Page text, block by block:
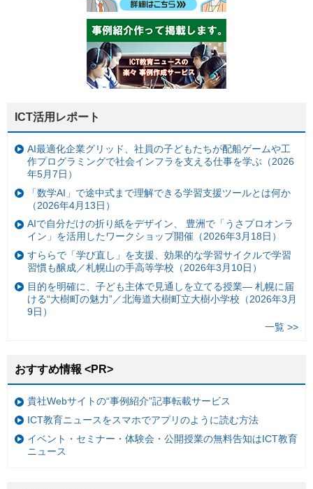
ICT活用レポート
AI最適化企業グリッド、社員の子どもたちが配船ゲームや工
作プログラミングで社会インフラを支える仕事を学ぶ（2026
年5月7日）
「数学AI」で途中式まで理解できる学習支援ツールとは何か
（2026年4月13日）
AIで自分だけの折り紙をデザイン、 豊洲で「うさプロオンラ
イン」を活用したワークショップ開催（2026年3月18日）
すららで「学び直し」を支援、効果的な学習サイクルで学習
習慣も醸成／札幌山の手高等学校（2026年3月10日）
目的を明確に、子ども主体で見通しを立てる授業— 札幌に届
ける“大樹町の魅力”／北海道大樹町立大樹小学校（2026年3月
9日）
一覧 >>
おすすめ情報 <PR>
貴社Webサイトの“事例紹介”記事転載サービス
ICT教育ニュースをスマホでアプリのように読む方法
イベント・セミナー・体験会・公開授業の無料告知はICT教育
ニュース